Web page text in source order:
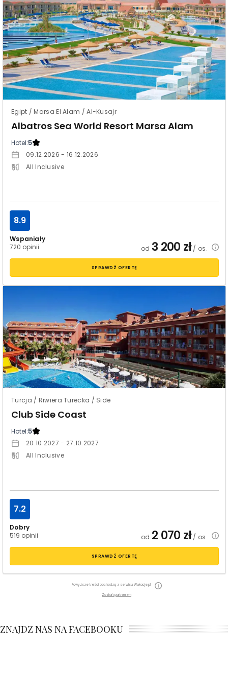
Egipt / Marsa El Alam / Al-Kusajr
Albatros Sea World Resort Marsa Alam
Hotel:5
09.12.2026 - 16.12.2026
All Inclusive
Wspaniały
720 opinii
8.9
od 3 200 zł/ os.
SPRAWDŹ OFERTĘ
Turcja / Riwiera Turecka / Side
Club Side Coast
Hotel:5
20.10.2027 - 27.10.2027
All Inclusive
Dobry
519 opinii
7.2
od 2 070 zł/ os.
SPRAWDŹ OFERTĘ
Powyższe treści pochodzą z serwisu Wakacje.pl
Zostań partnerem
ZNAJDZ NAS NA FACEBOOKU